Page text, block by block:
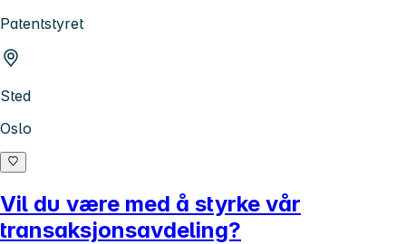
Patentstyret
Sted
Oslo
Vil du være med å styrke vår
transaksjonsavdeling?